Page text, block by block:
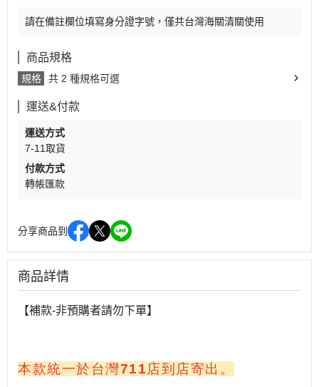
請在備註欄位填寫身分證字號，僅共台灣海關清關使用
商品規格
規格 共 2 種規格可選
運送&付款
運送方式
7-11取貨
付款方式
轉帳匯款
分享商品到
商品詳情
【補款-非預購者請勿下單】
本款統一於台灣711店到店寄出。